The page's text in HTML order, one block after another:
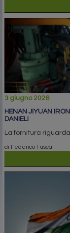
3 giugno 2026
HENAN JIYUAN
DANIELI
La fornitura
di Federico Fusca